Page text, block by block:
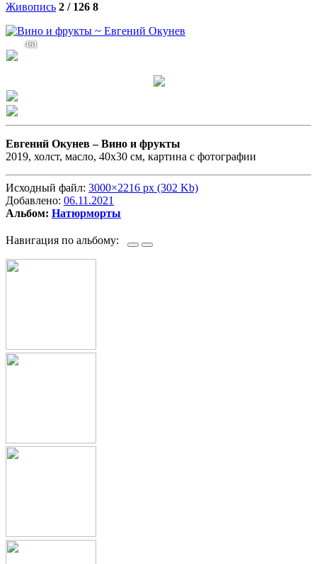
Живопись 2 / 126 8
461
Евгений Окунев –Вино и фрукты
2019, холст, масло, 40х30 см, картина с фотографии
Исходный файл: 3000×2216 px (302 Kb)
Добавлено: 06.11.2021
Альбом: Натюрморты
Навигация по альбому: